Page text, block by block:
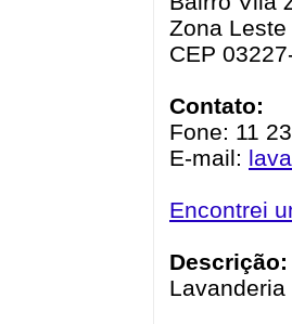
Zona
CEP
Contato:
Fone: 11
E-mail:
Encontrei
Descrição: